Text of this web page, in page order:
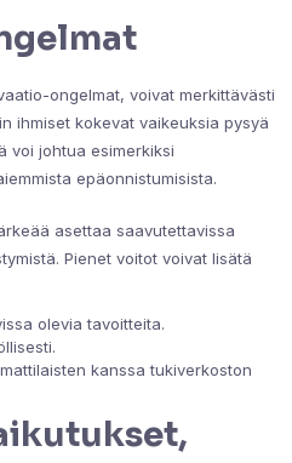
ongelmat, voivat merkittävästi
ihmiset kokevat vaikeuksia pysyä
voi johtua esimerkiksi
epäonnistumisista.
asettaa saavutettavissa
Pienet voitot voivat lisätä
olevia tavoitteita.
kanssa tukiverkoston